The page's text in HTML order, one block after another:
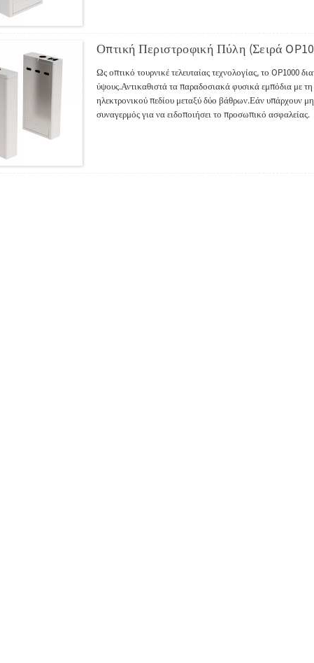
Οπτική Περιστροφική Πύλη (Σειρά
Ως οπτικό τουρνικέ τελευταίας τεχνολογίας, το OP1000
ύψους.Αντικαθιστά τα παραδοσιακά φυσικά εμπόδια με
ηλεκτρονικού πεδίου μεταξύ δύο βάθρων.Εάν υπάρχουν
συναγερμός για να ειδοποιήσει το προσωπικό ασφαλείας.